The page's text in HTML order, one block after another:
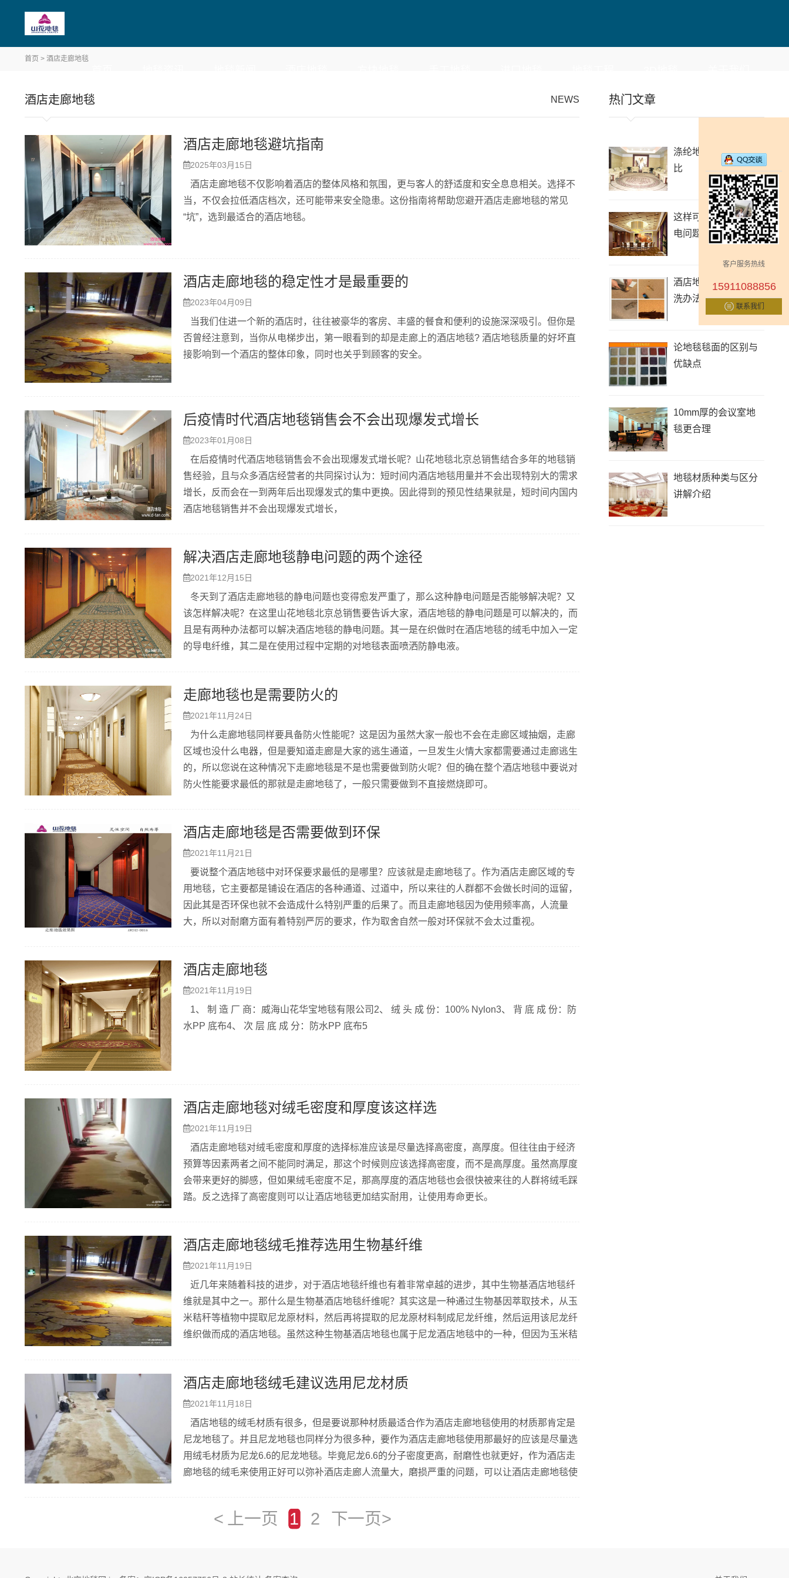
首页 > 酒店走廊地毯
酒店走廊地毯 NEWS
酒店走廊地毯避坑指南
2025年03月15日
酒店走廊地毯​不仅影响着酒店的整体风格和氛围，更与客人的舒适度和安全息息相关。选择不
当，不仅会拉低酒店档次，还可能带来安全隐患。这份指南将帮助您避开酒店走廊地毯的常见
“坑”，选到最适合的酒店地毯。
酒店走廊地毯的稳定性才是最重要的
2023年04月09日
当我们住进一个新的酒店时，往往被豪华的客房、丰盛的餐食和便利的设施深深吸引。但你是
否曾经注意到，当你从电梯步出，第一眼看到的却是走廊上的酒店地毯​? 酒店地毯质量的好坏直
接影响到一个酒店的整体印象，同时也关乎到顾客的安全。
后疫情时代酒店地毯销售会不会出现爆发式增长
2023年01月08日
在后疫情时代酒店地毯​销售会不会出现爆发式增长呢？山花地毯北京总销售结合多年的地毯销
售经验，且与众多酒店经营者的共同探讨认为：短时间内酒店地毯用量并不会出现特别大的需求
增长，反而会在一到两年后出现爆发式的集中更换。因此得到的预见性结果就是，短时间内国内
酒店地毯销售并不会出现爆发式增长，
解决酒店走廊地毯静电问题的两个途径
2021年12月15日
冬天到了酒店走廊地毯的静电问题也变得愈发严重了，那么这种静电问题是否能够解决呢？又
该怎样解决呢？在这里山花地毯北京总销售要告诉大家，酒店地毯的静电问题是可以解决的，而
且是有两种办法都可以解决酒店地毯的静电问题。其一是在织做时在酒店地毯的绒毛中加入一定
的导电纤维，其二是在使用过程中定期的对地毯表面喷洒防静电液。
走廊地毯也是需要防火的
2021年11月24日
为什么走廊地毯同样要具备防火性能呢？这是因为虽然大家一般也不会在走廊区域抽烟，走廊
区域也没什么电器，但是要知道走廊是大家的逃生通道，一旦发生火情大家都需要通过走廊逃生
的，所以您说在这种情况下走廊地毯是不是也需要做到防火呢？但的确在整个酒店地毯中要说对
防火性能要求最低的那就是走廊地毯了，一般只需要做到不直接燃烧即可。
酒店走廊地毯是否需要做到环保
2021年11月21日
要说整个酒店地毯中对环保要求最低的是哪里？应该就是走廊地毯了。作为酒店走廊区域的专
用地毯，它主要都是铺设在酒店的各种通道、过道中，所以来往的人群都不会做长时间的逗留，
因此其是否环保也就不会造成什么特别严重的后果了。而且走廊地毯因为使用频率高，人流量
大，所以对耐磨方面有着特别严厉的要求，作为取舍自然一般对环保就不会太过重视。
酒店走廊地毯
2021年11月19日
1、 制 造 厂 商：威海山花华宝地毯有限公司2、 绒 头 成 份：100% Nylon3、 背 底 成 份：防
水PP 底布4、 次 层 底 成 分：防水PP 底布5
酒店走廊地毯对绒毛密度和厚度该这样选
2021年11月19日
酒店走廊地毯对绒毛密度和厚度的选择标准应该是尽量选择高密度，高厚度。但往往由于经济
预算等因素两者之间不能同时满足，那这个时候则应该选择高密度，而不是高厚度。虽然高厚度
会带来更好的脚感，但如果绒毛密度不足，那高厚度的酒店地毯也会很快被来往的人群将绒毛踩
踏。反之选择了高密度则可以让酒店地毯更加结实耐用，让使用寿命更长。
酒店走廊地毯绒毛推荐选用生物基纤维
2021年11月19日
近几年来随着科技的进步，对于酒店地毯纤维也有着非常卓越的进步，其中生物基酒店地毯纤
维就是其中之一。那什么是生物基酒店地毯纤维呢？其实这是一种通过生物基因萃取技术，从玉
米秸秆等植物中提取尼龙原材料，然后再将提取的尼龙原材料制成尼龙纤维，然后运用该尼龙纤
维织做而成的酒店地毯。虽然这种生物基酒店地毯也属于尼龙酒店地毯中的一种，但因为玉米秸
酒店走廊地毯绒毛建议选用尼龙材质
2021年11月18日
酒店地毯的绒毛材质有很多，但是要说那种材质最适合作为酒店走廊地毯使用的材质那肯定是
尼龙地毯了。并且尼龙地毯也同样分为很多种，要作为酒店走廊地毯使用那最好的应该是尽量选
用绒毛材质为尼龙6.6的尼龙地毯。毕竟尼龙6.6的分子密度更高，耐磨性也就更好，作为酒店走
廊地毯的绒毛来使用正好可以弥补酒店走廊人流量大，磨损严重的问题，可以让酒店走廊地毯使
< 上一页 1 2 下一页>
热门文章
涤纶地毯的优缺点对
比
这样可以解决地毯静
电问题
酒店地毯最正确的清
洗办法与流程
论地毯毯面的区别与
优缺点
10mm厚的会议室地
毯更合理
地毯材质种类与区分
讲解介绍
客户服务热线
15911088856
联系我们